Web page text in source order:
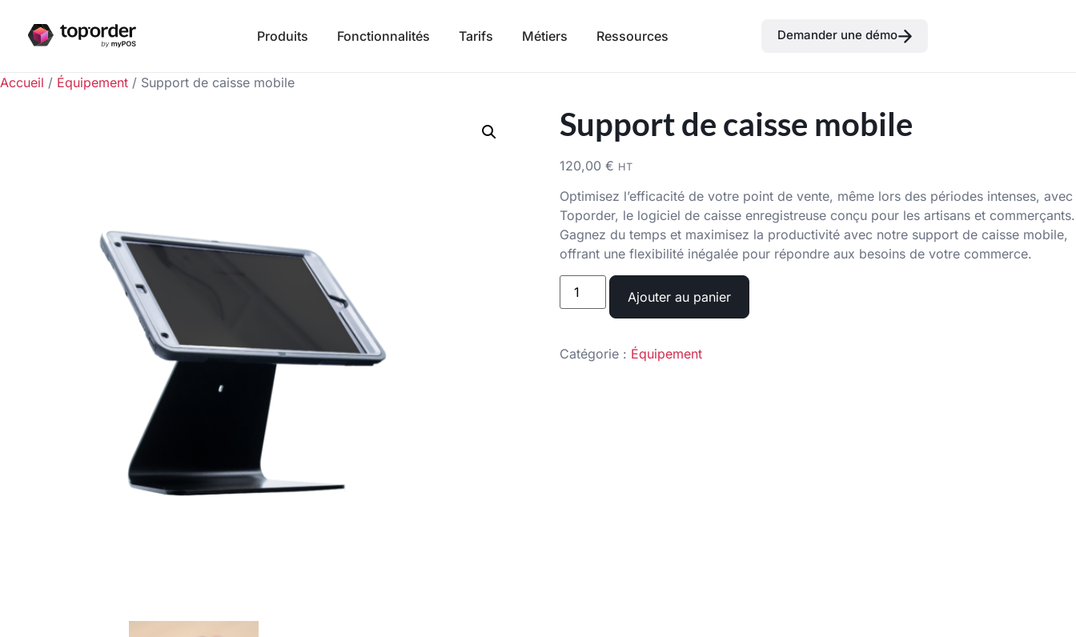
Produits Fonctionnalités Tarifs Métiers Ressources Demander une démo
Accueil / Équipement / Support de caisse mobile
Support de caisse mobile
120,00 € HT
Optimisez l’efficacité de votre point de vente, même lors des périodes intenses, avec
Toporder, le logiciel de caisse enregistreuse conçu pour les artisans et commerçants.
Gagnez du temps et maximisez la productivité avec notre support de caisse mobile,
offrant une flexibilité inégalée pour répondre aux besoins de votre commerce.
Ajouter au panier
Catégorie : Équipement